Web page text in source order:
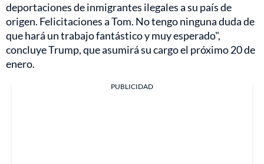
deportaciones de inmigrantes ilegales a su país de
origen. Felicitaciones a Tom. No tengo ninguna duda de
que hará un trabajo fantástico y muy esperado",
concluye Trump, que asumirá su cargo el próximo 20 de
enero.
PUBLICIDAD